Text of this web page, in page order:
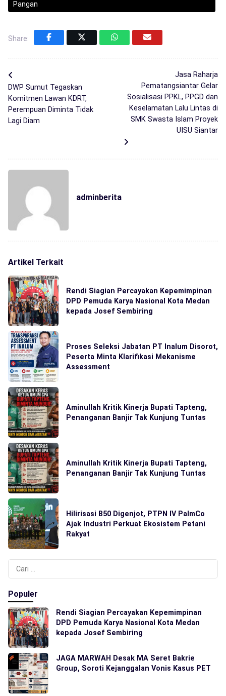
Pangan
Share:
DWP Sumut Tegaskan
Komitmen Lawan KDRT,
Perempuan Diminta Tidak
Lagi Diam
Jasa Raharja
Pematangsiantar Gelar
Sosialisasi PPKL, PPGD dan
Keselamatan Lalu Lintas di
SMK Swasta Islam Proyek
UISU Siantar
adminberita
Artikel Terkait
Rendi Siagian Percayakan Kepemimpinan
DPD Pemuda Karya Nasional Kota Medan
kepada Josef Sembiring
Proses Seleksi Jabatan PT Inalum Disorot,
Peserta Minta Klarifikasi Mekanisme
Assessment
Aminullah Kritik Kinerja Bupati Tapteng,
Penanganan Banjir Tak Kunjung Tuntas
Aminullah Kritik Kinerja Bupati Tapteng,
Penanganan Banjir Tak Kunjung Tuntas
Hilirisasi B50 Digenjot, PTPN IV PalmCo
Ajak Industri Perkuat Ekosistem Petani
Rakyat
Cari
untuk:
Populer
Rendi Siagian Percayakan Kepemimpinan
DPD Pemuda Karya Nasional Kota Medan
kepada Josef Sembiring
JAGA MARWAH Desak MA Seret Bakrie
Group, Soroti Kejanggalan Vonis Kasus PET